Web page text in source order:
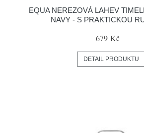
EQUA NEREZOVÁ LAHEV
NAVY - S PRAKTICKOU
679 Kč
DETAIL PRODUKTU